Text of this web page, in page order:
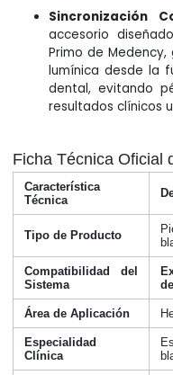
Sincronización
accesorio
Primo de
lumínica desde la
dental, evitando
resultados clínicos
Ficha Técnica Oficial
Característica
Técnica
Tipo de Producto
Compatibilidad del
Sistema
Área de Aplicación
Especialidad
Clínica